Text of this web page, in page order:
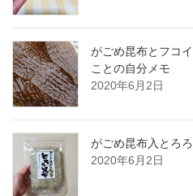
がごめ昆布とフコ
ことの自分メモ
2020年6月2日
がごめ昆布入とろ
2020年6月2日